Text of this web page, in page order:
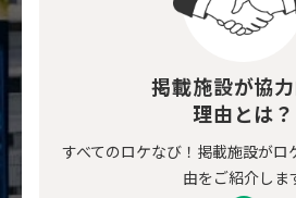
掲載施設が協
理由とは？
すべてのロケなび！掲載施設がロ
由をご紹介しま